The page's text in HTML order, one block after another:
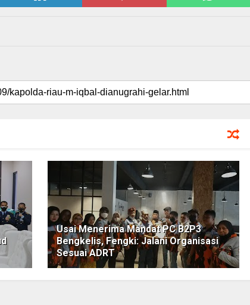
Usai Menerima Mandat PC B2P3
Bengkelis, Fengki: Jalani Organisasi
Sesuai ADRT